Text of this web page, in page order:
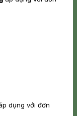
dụng với đơn